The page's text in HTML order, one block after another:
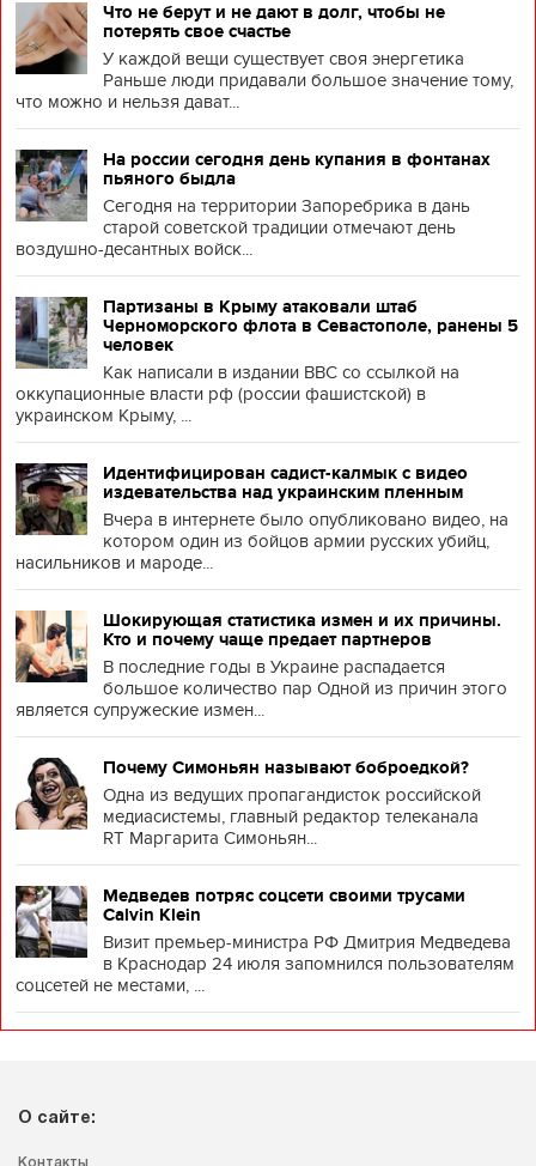
Что не берут и не дают в долг, чтобы не
потерять свое счастье
У каждой вещи существует своя энергетика
Раньше люди придавали большое значение тому,
что можно и нельзя дават...
На россии сегодня день купания в фонтанах
пьяного быдла
Сегодня на территории Запоребрика в дань
старой советской традиции отмечают день
воздушно-десантных войск...
Партизаны в Крыму атаковали штаб
Черноморского флота в Севастополе, ранены 5
человек
Как написали в издании BBC со ссылкой на
оккупационные власти рф (россии фашистской) в
украинском Крыму, ...
Идентифицирован садист-калмык с видео
издевательства над украинским пленным
Вчера в интернете было опубликовано видео, на
котором один из бойцов армии русских убийц,
насильников и мароде...
Шокирующая статистика измен и их причины.
Кто и почему чаще предает партнеров
В последние годы в Украине распадается
большое количество пар Одной из причин этого
является супружеские измен...
Почему Симоньян называют боброедкой?
Одна из ведущих пропагандисток российской
медиасистемы, главный редактор телеканала
RT Маргарита Симоньян...
Медведев потряс соцсети своими трусами
Calvin Klein
Визит премьер-министра РФ Дмитрия Медведева
в Краснодар 24 июля запомнился пользователям
соцсетей не местами, ...
О сайте:
Контакты